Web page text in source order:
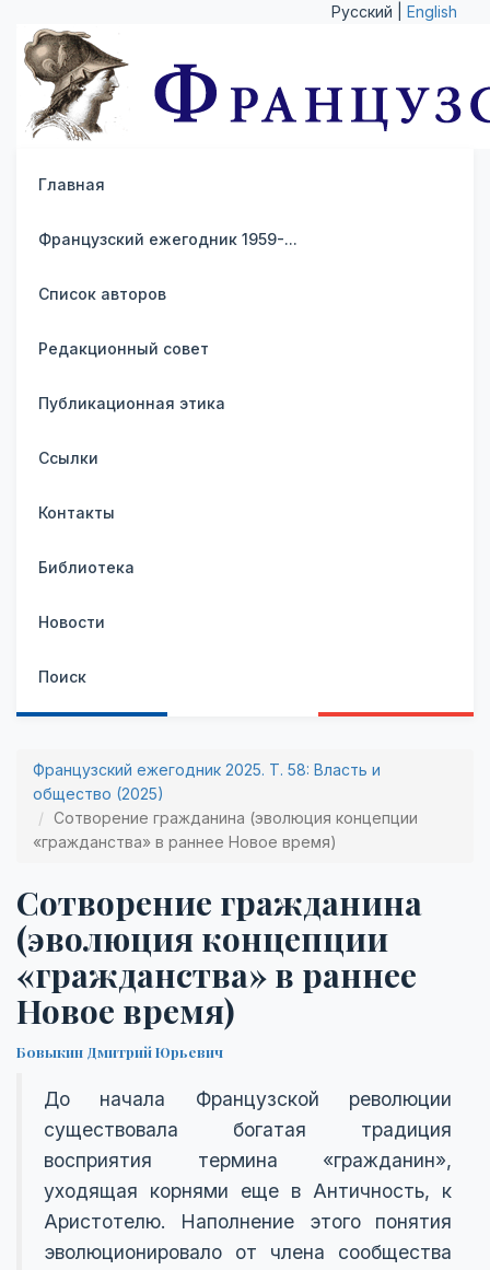
Русский | English
Главная
Французский ежегодник 1959-...
Список авторов
Редакционный совет
Публикационная этика
Ссылки
Контакты
Библиотека
Новости
Поиск
Французский ежегодник 2025. Т. 58: Власть и
общество (2025)
Сотворение гражданина (эволюция концепции
«гражданства» в раннее Новое время)
Сотворение гражданина
(эволюция концепции
«гражданства» в раннее
Новое время)
Бовыкин Дмитрий Юрьевич
До начала Французской революции
существовала богатая традиция
восприятия термина «гражданин»,
уходящая корнями еще в Античность, к
Аристотелю. Наполнение этого понятия
эволюционировало от члена сообщества